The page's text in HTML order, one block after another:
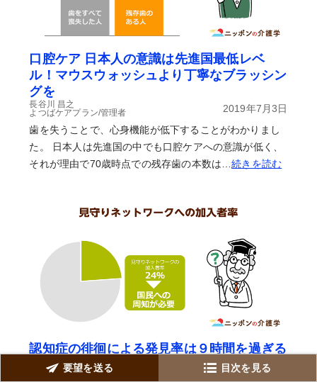
口腔ケア 日本人の意識は先進国最低レベ
ル！マウスウォッシュより丁寧なブラッシン
グを
長谷川 昌之
よつばケアプラン/管理者
2019年7月3日
歯を失うことで、心身機能が低下することがわかりまし
た。 日本人は先進国の中でも口腔ケアへの意識が低く、
それが理由で70歳時点での残存歯の本数は…続きを読む
認知症の徘徊による発見率は９時間を過ぎる
と大幅に減少！「見守りネットワーク」の活
要望を送る 目次を見る